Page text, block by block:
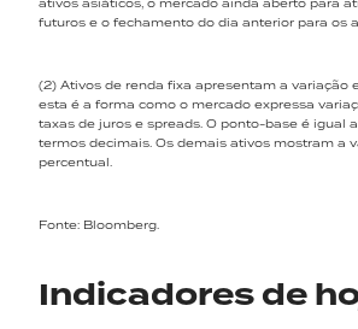
ativos asiáticos, o mercado ainda aberto para
futuros e o fechamento do dia anterior para os
(2) Ativos de renda fixa apresentam a variação
esta é a forma como o mercado expressa
taxas de juros e spreads. O ponto-base é igual
termos decimais. Os demais ativos mostram a
percentual.
Fonte: Bloomberg.
Indicadores de